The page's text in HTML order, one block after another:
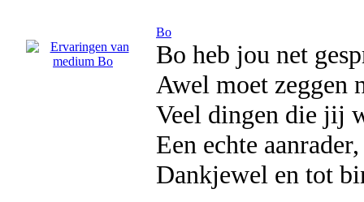
Bo
Bo heb jou net
Awel moet zeggen
Veel dingen die jij
Een echte
Dankjewel en tot